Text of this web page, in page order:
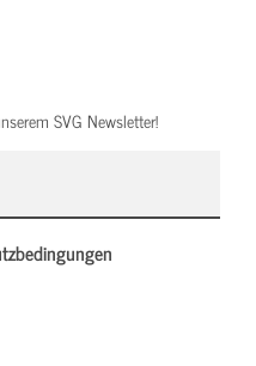
SVG Newsletter!